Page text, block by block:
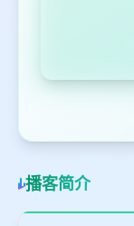
播客简介
最长200字